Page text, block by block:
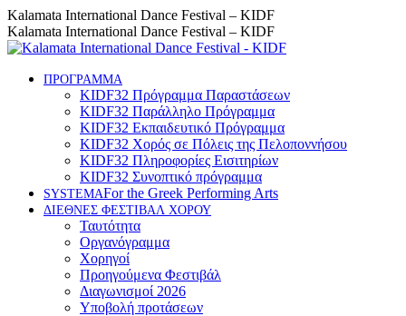
Skip
to
content
Instagram
page
opens
new
Facebook
page
opens
new
YouTube
page
opens
new
Kalamata International Dance Festival – KIDF
Kalamata International Dance Festival – KIDF
ΠΡΟΓΡΑΜΜΑ
KIDF32 Πρόγραμμα Παραστάσεων
KIDF32 Παράλληλο Πρόγραμμα
KIDF32 Εκπαιδευτικό Πρόγραμμα
KIDF32 Χορός σε Πόλεις της Πελοποννήσου
KIDF32 Πληροφορίες Εισιτηρίων
KIDF32 Συνοπτικό πρόγραμμα
SYSTEMAFor the Greek Performing Arts
ΔΙΕΘΝΕΣ ΦΕΣΤΙΒΑΛ ΧΟΡΟΥ
Ταυτότητα
Οργανόγραμμα
Χορηγοί
Προηγούμενα Φεστιβάλ
Διαγωνισμοί 2026
Υποβολή προτάσεων